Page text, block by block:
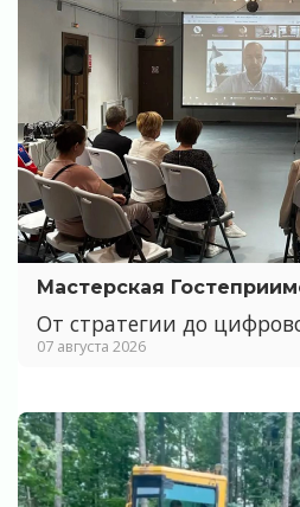
Мастерская
От стратегии до
07 августа 2026